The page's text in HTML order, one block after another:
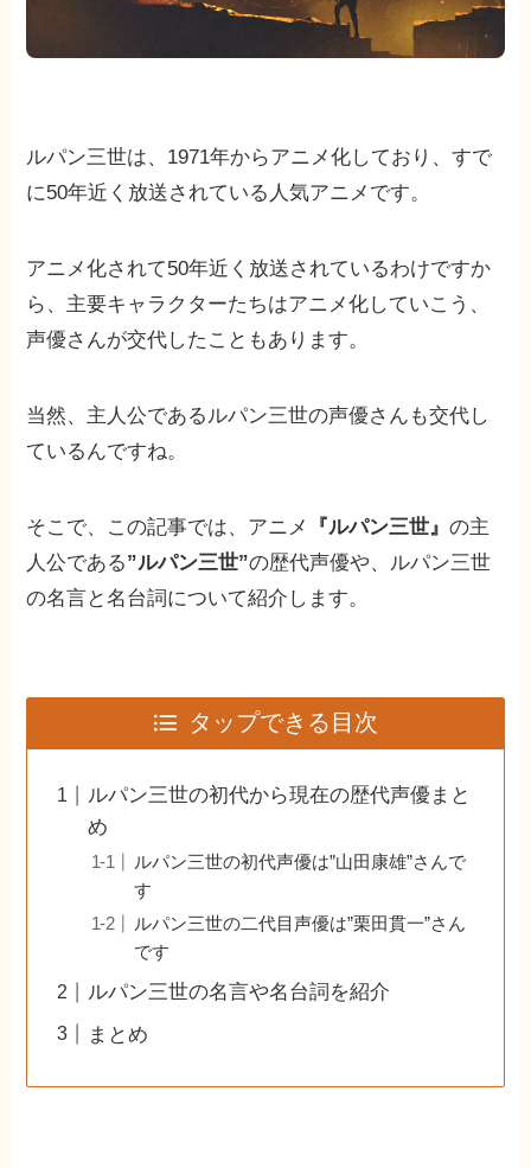
ルパン三世は、1971年からアニメ化しており、すで
に50年近く放送されている人気アニメです。
アニメ化されて50年近く放送されているわけですか
ら、主要キャラクターたちはアニメ化していこう、
声優さんが交代したこともあります。
当然、主人公であるルパン三世の声優さんも交代し
ているんですね。
そこで、この記事では、アニメ 『ルパン三世』の主
人公である”ルパン三世”の歴代声優や、ルパン三世
の名言と名台詞について紹介します。
タップできる目次
ルパン三世の初代から現在の歴代声優まと
め
ルパン三世の初代声優は”山田康雄”さんで
す
ルパン三世の二代目声優は”栗田貫一”さん
です
ルパン三世の名言や名台詞を紹介
まとめ